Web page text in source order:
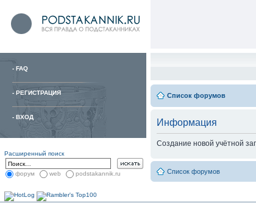
- FAQ
- РЕГИСТРАЦИЯ
- ВХОД
Расширенный поиск
форум web podstakannik.ru
Список форумов
Информация
Создание новой учётной
Список форумов